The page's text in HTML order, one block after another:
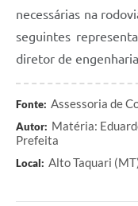
necessárias na
seguintes
diretor de
Fonte: Assessoria de
Autor: Matéria:
Prefeita
Local: Alto Taquari